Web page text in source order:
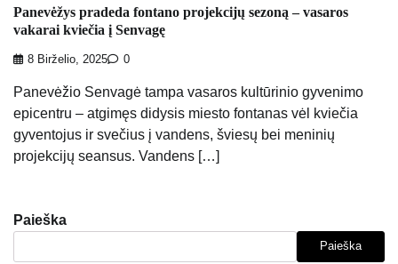
Panevėžys pradeda fontano projekcijų sezoną – vasaros
vakarai kviečia į Senvagę
8 Birželio, 2025 0
Panevėžio Senvagė tampa vasaros kultūrinio gyvenimo
epicentru – atgimęs didysis miesto fontanas vėl kviečia
gyventojus ir svečius į vandens, šviesų bei meninių
projekcijų seansus. Vandens […]
Paieška
Paieška